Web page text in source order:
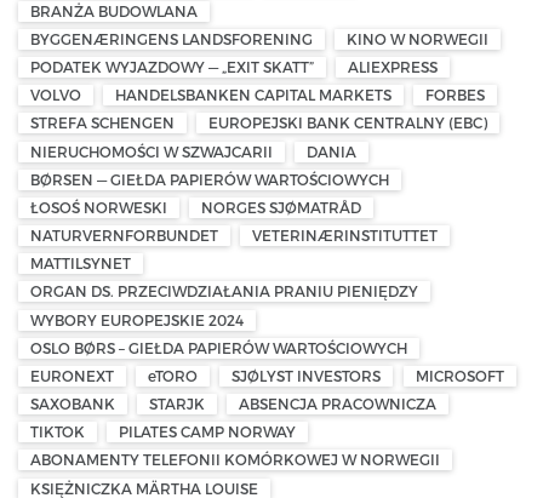
BRANŻA BUDOWLANA
BYGGENÆRINGENS LANDSFORENING
KINO W NORWEGII
PODATEK WYJAZDOWY — „EXIT SKATT”
ALIEXPRESS
VOLVO
HANDELSBANKEN CAPITAL MARKETS
FORBES
STREFA SCHENGEN
EUROPEJSKI BANK CENTRALNY (EBC)
NIERUCHOMOŚCI W SZWAJCARII
DANIA
BØRSEN — GIEŁDA PAPIERÓW WARTOŚCIOWYCH
ŁOSOŚ NORWESKI
NORGES SJØMATRÅD
NATURVERNFORBUNDET
VETERINÆRINSTITUTTET
MATTILSYNET
ORGAN DS. PRZECIWDZIAŁANIA PRANIU PIENIĘDZY
WYBORY EUROPEJSKIE 2024
OSLO BØRS – GIEŁDA PAPIERÓW WARTOŚCIOWYCH
EURONEXT
eTORO SJØLYST INVESTORS
MICROSOFT
SAXOBANK
STARJK
ABSENCJA PRACOWNICZA
TIKTOK
PILATES CAMP NORWAY
ABONAMENTY TELEFONII KOMÓRKOWEJ W NORWEGII
KSIĘŻNICZKA MÄRTHA LOUISE